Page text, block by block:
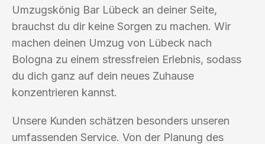
Umzugskönig Bar Lübeck an deiner Seite,
brauchst du dir keine Sorgen zu machen. Wir
machen deinen Umzug von Lübeck nach
Bologna zu einem stressfreien Erlebnis, sodass
du dich ganz auf dein neues Zuhause
konzentrieren kannst.
Unsere Kunden schätzen besonders unseren
umfassenden Service. Von der Planung des